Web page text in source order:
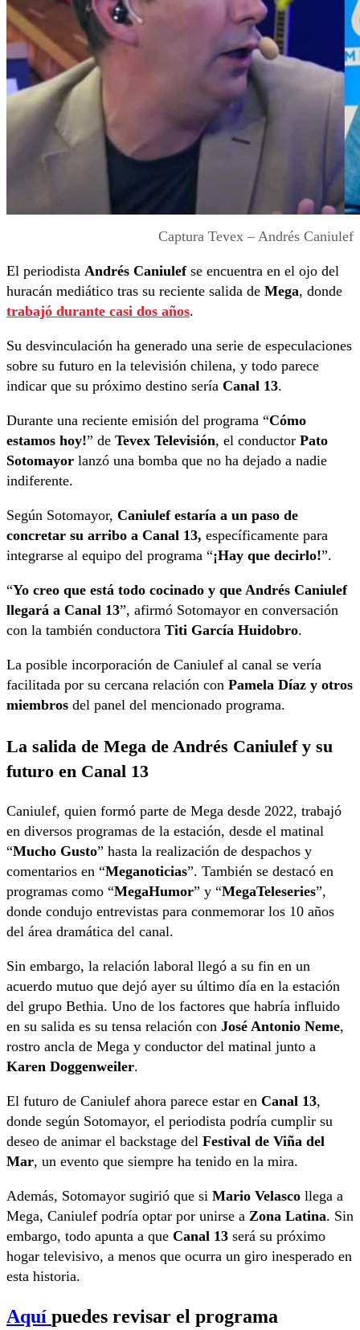
Captura Tevex – Andrés Caniulef
El periodista Andrés Caniulefse encuentra en el ojo del
huracán mediático tras su reciente salida de Mega, donde
trabajó durante casi dos años.
Su desvinculación ha generado una serie de especulaciones
sobre su futuro en la televisión chilena, y todo parece
indicar que su próximo destino sería Canal 13.
Durante una reciente emisión del programa “Cómo
estamos hoy!” de Tevex Televisión, el conductor Pato
Sotomayor lanzó una bomba que no ha dejado a nadie
indiferente.
Según Sotomayor, Caniulef estaría a un paso de
concretar su arribo a Canal 13, específicamente para
integrarse al equipo del programa “¡Hay que decirlo!”.
“Yo creo que está todo cocinado y que Andrés Caniulef
llegará a Canal 13”, afirmó Sotomayor en conversación
con la también conductora Titi García Huidobro.
La posible incorporación de Caniulef al canal se vería
facilitada por su cercana relación con Pamela Díaz y otros
miembros del panel del mencionado programa.
La salida de Mega de Andrés Caniulef y su
futuro en Canal 13
Caniulef, quien formó parte de Mega desde 2022, trabajó
en diversos programas de la estación, desde el matinal
“Mucho Gusto” hasta la realización de despachos y
comentarios en “Meganoticias”. También se destacó en
programas como “MegaHumor” y “MegaTeleseries”,
donde condujo entrevistas para conmemorar los 10 años
del área dramática del canal.
Sin embargo, la relación laboral llegó a su fin en un
acuerdo mutuo que dejó ayer su último día en la estación
del grupo Bethia. Uno de los factores que habría influido
en su salida es su tensa relación con José Antonio Neme,
rostro ancla de Mega y conductor del matinal junto a
Karen Doggenweiler.
El futuro de Caniulef ahora parece estar en Canal 13,
donde según Sotomayor, el periodista podría cumplir su
deseo de animar el backstage del Festival de Viña del
Mar, un evento que siempre ha tenido en la mira.
Además, Sotomayor sugirió que si Mario Velasco llega a
Mega, Caniulef podría optar por unirse a Zona Latina. Sin
embargo, todo apunta a que Canal 13 será su próximo
hogar televisivo, a menos que ocurra un giro inesperado en
esta historia.
Aquí puedes revisar el programa